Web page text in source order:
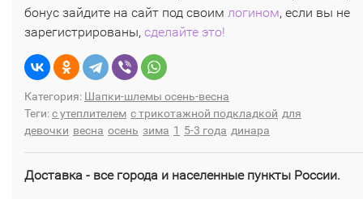
бонус зайдите на сайт под своим логином, если вы не
зарегистрированы, сделайте это!
Категория: Шапки-шлемы осень-весна
Теги:с утеплителем с трикотажной подкладкой для
девочки весна осень зима 1 5-3 года динара
Доставка - все города и населенные пункты России.